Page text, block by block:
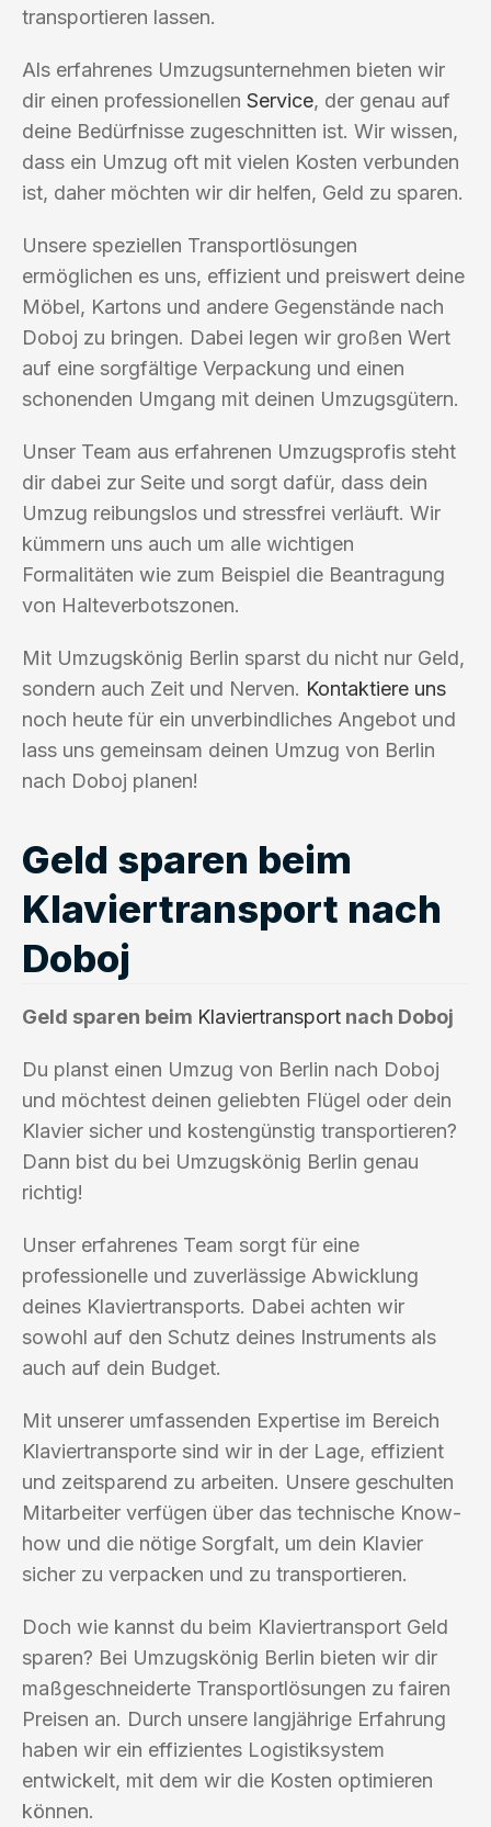
transportieren lassen.
Als erfahrenes Umzugsunternehmen bieten wir
dir einen professionellen Service, der genau auf
deine Bedürfnisse zugeschnitten ist. Wir wissen,
dass ein Umzug oft mit vielen Kosten verbunden
ist, daher möchten wir dir helfen, Geld zu sparen.
Unsere speziellen Transportlösungen
ermöglichen es uns, effizient und preiswert deine
Möbel, Kartons und andere Gegenstände nach
Doboj zu bringen. Dabei legen wir großen Wert
auf eine sorgfältige Verpackung und einen
schonenden Umgang mit deinen Umzugsgütern.
Unser Team aus erfahrenen Umzugsprofis steht
dir dabei zur Seite und sorgt dafür, dass dein
Umzug reibungslos und stressfrei verläuft. Wir
kümmern uns auch um alle wichtigen
Formalitäten wie zum Beispiel die Beantragung
von Halteverbotszonen.
Mit Umzugskönig Berlin sparst du nicht nur Geld,
sondern auch Zeit und Nerven. Kontaktiere uns
noch heute für ein unverbindliches Angebot und
lass uns gemeinsam deinen Umzug von Berlin
nach Doboj planen!
Geld sparen beim
Klaviertransport nach
Doboj
Geld sparen beim Klaviertransport nach Doboj
Du planst einen Umzug von Berlin nach Doboj
und möchtest deinen geliebten Flügel oder dein
Klavier sicher und kostengünstig transportieren?
Dann bist du bei Umzugskönig Berlin genau
richtig!
Unser erfahrenes Team sorgt für eine
professionelle und zuverlässige Abwicklung
deines Klaviertransports. Dabei achten wir
sowohl auf den Schutz deines Instruments als
auch auf dein Budget.
Mit unserer umfassenden Expertise im Bereich
Klaviertransporte sind wir in der Lage, effizient
und zeitsparend zu arbeiten. Unsere geschulten
Mitarbeiter verfügen über das technische Know-
how und die nötige Sorgfalt, um dein Klavier
sicher zu verpacken und zu transportieren.
Doch wie kannst du beim Klaviertransport Geld
sparen? Bei Umzugskönig Berlin bieten wir dir
maßgeschneiderte Transportlösungen zu fairen
Preisen an. Durch unsere langjährige Erfahrung
haben wir ein effizientes Logistiksystem
entwickelt, mit dem wir die Kosten optimieren
können.